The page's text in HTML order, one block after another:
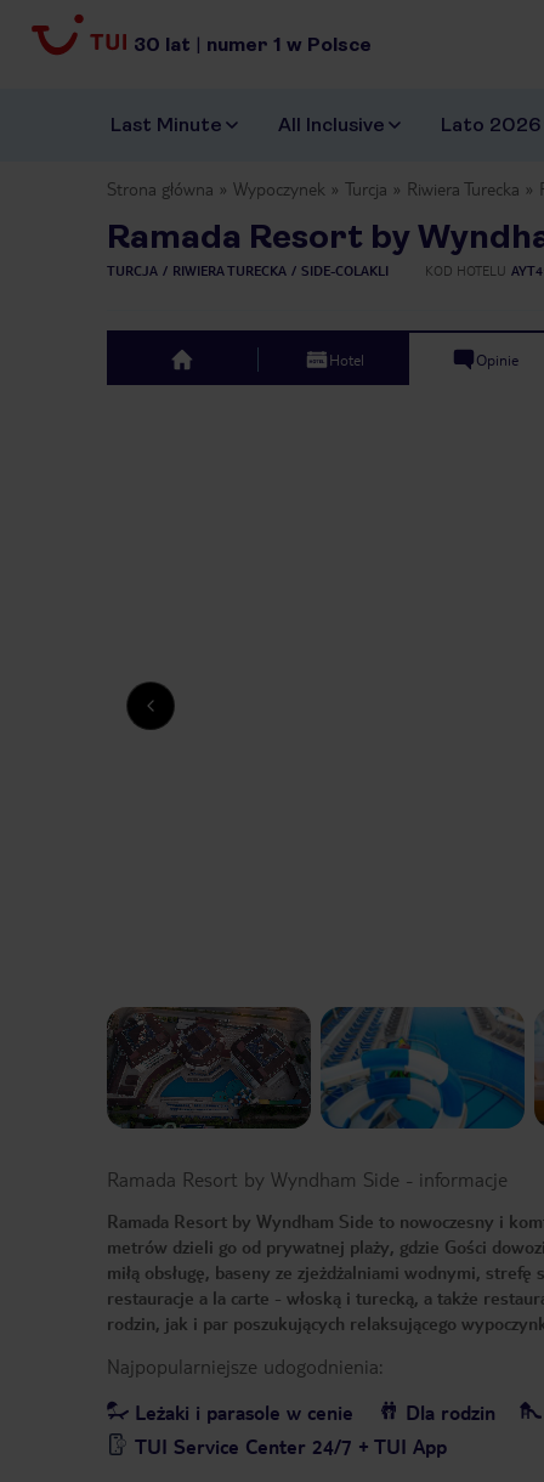
30 lat | numer 1 w Polsce
Last Minute All Inclusive Lato 2026
Strona główna Wypoczynek Turcja Riwiera Turecka
Ramada Resort by
TURCJA RIWIERA TURECKA SIDE-COLAKLI KOD HOTELU
top Hotel Opinie
Previous slide
Ramada Resort by Wyndham Side - informacje
Ramada Resort by Wyndham Side to nowoczesny i
metrów dzieli go od prywatnej plaży, gdzie Gości
miłą obsługę, baseny ze zjeżdżalniami wodnymi,
restauracje a la carte - włoską i turecką, a także
rodzin, jak i par poszukujących relaksującego
Najpopularniejsze udogodnienia:
Leżaki i parasole w cenie
Dla rodzin
TUI Service Center 24/7 + TUI App